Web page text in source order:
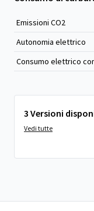
Emissioni CO2
Autonomia elettrico
Consumo elettrico
3 Versioni
Vedi tutte